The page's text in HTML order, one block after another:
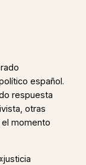
español.
respuesta
otras
momento